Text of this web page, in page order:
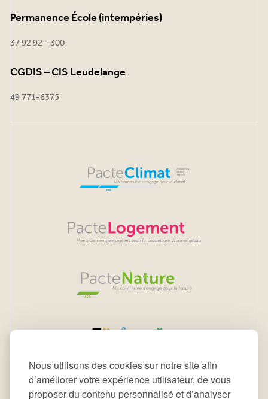
Nous utilisons des cookies sur notre site afin
d’améliorer votre expérience utilisateur, de vous
proposer du contenu personnalisé et d’analyser
Permanence École (intempéries)
37 92 92 - 300
CGDIS – CIS Leudelange
49 771-6375